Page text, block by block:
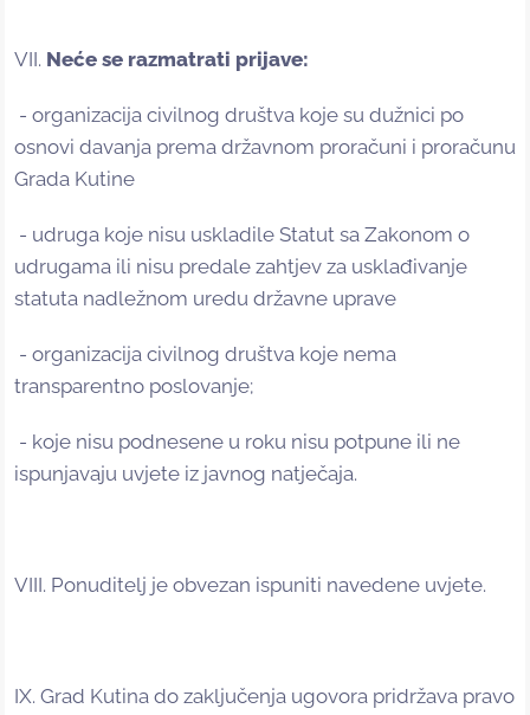
VII. Neće se razmatrati prijave:
- organizacija civilnog društva koje su dužnici po
osnovi davanja prema državnom proračuni i proračunu
Grada Kutine
- udruga koje nisu uskladile Statut sa Zakonom o
udrugama ili nisu predale zahtjev za usklađivanje
statuta nadležnom uredu državne uprave
- organizacija civilnog društva koje nema
transparentno poslovanje;
- koje nisu podnesene u roku nisu potpune ili ne
ispunjavaju uvjete iz javnog natječaja.
VIII. Ponuditelj je obvezan ispuniti navedene uvjete.
IX. Grad Kutina do zaključenja ugovora pridržava pravo